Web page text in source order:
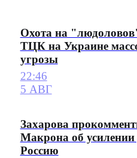
Охота на
ТЦК на Украине
угрозы
22:46
5 АВГ
Захарова
Макрона об усилении
Россию